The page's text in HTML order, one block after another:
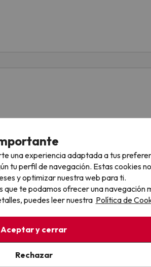
una experiencia adaptada a tus
tu perfil de navegación. Estas cookies
y optimizar nuestra web para ti.
que te podamos ofrecer una navegación
puedes leer nuestra Política de
Aceptar y cerrar
Rechazar